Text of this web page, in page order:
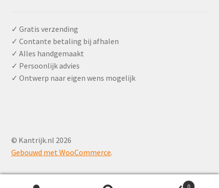
✓ Gratis verzending
✓ Contante betaling bij afhalen
✓ Alles handgemaakt
✓ Persoonlijk advies
✓ Ontwerp naar eigen wens mogelijk
© Kantrijk.nl 2026
Gebouwd met WooCommerce.
0